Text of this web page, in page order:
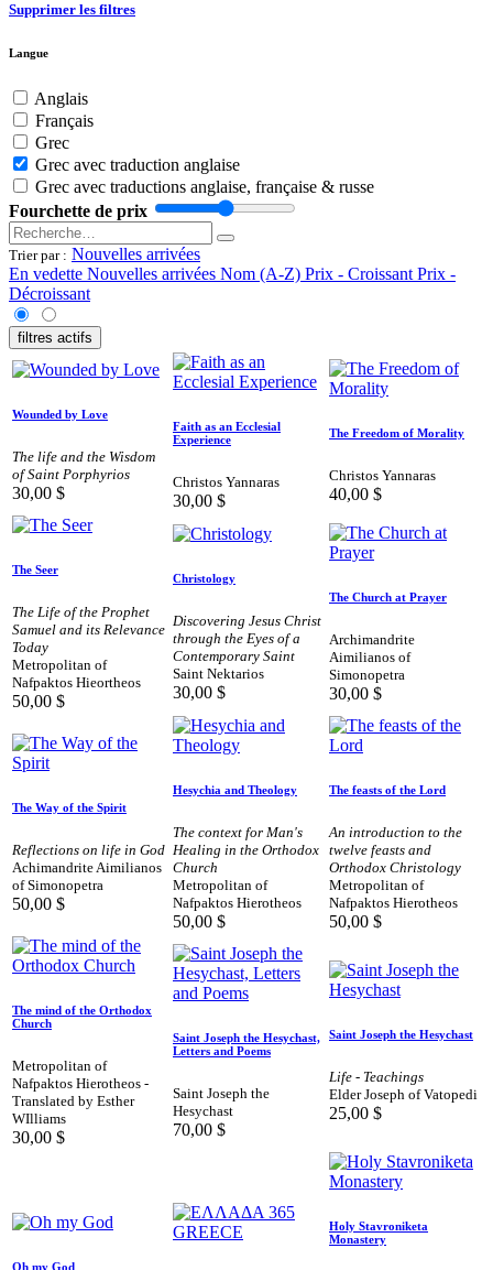
Supprimer les filtres
Langue
Anglais
Français
Grec
Grec avec traduction anglaise
Grec avec traductions anglaise, française & russe
Fourchette de prix
Trier par : Nouvelles arrivées
En vedette Nouvelles arrivées Nom (A-Z) Prix - Croissant Prix -
Décroissant
filtres actifs
Wounded by Love
The life and the Wisdom
of Saint Porphyrios
30,00 $
Faith as an Ecclesial
Experience
Christos Yannaras
30,00 $
The Freedom of Morality
Christos Yannaras
40,00 $
The Seer
The Life of the Prophet
Samuel and its Relevance
Today
Metropolitan of
Nafpaktos Hieortheos
50,00 $
Christology
Discovering Jesus Christ
through the Eyes of a
Contemporary Saint
Saint Nektarios
30,00 $
The Church at Prayer
Archimandrite
Aimilianos of
Simonopetra
30,00 $
The Way of the Spirit
Reflections on life in God
Achimandrite Aimilianos
of Simonopetra
50,00 $
Hesychia and Theology
The context for Man's
Healing in the Orthodox
Church
Metropolitan of
Nafpaktos Hierotheos
50,00 $
The feasts of the Lord
An introduction to the
twelve feasts and
Orthodox Christology
Metropolitan of
Nafpaktos Hierotheos
50,00 $
The mind of the Orthodox
Church
Metropolitan of
Nafpaktos Hierotheos -
Translated by Esther
WIlliams
30,00 $
Saint Joseph the Hesychast,
Letters and Poems
Saint Joseph the
Hesychast
70,00 $
Saint Joseph the Hesychast
Life - Teachings
Elder Joseph of Vatopedi
25,00 $
Oh my God
Holy Stavroniketa
Monastery